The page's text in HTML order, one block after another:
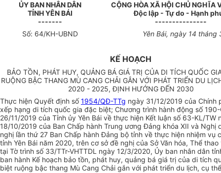
ỦY BAN NHÂN DÂN
TỈNH YÊN BÁI
-------
CỘNG HÒA XÃ HỘI CHỦ NGHĨA
Độc lập - Tự do - Hạnh
---------------
Số: 64/KH-UBND Yên Bái, ngày 14 tháng
KẾ HOẠCH
BẢO TỒN, PHÁT HUY, QUẢNG BÁ GIÁ TRỊ CỦA DI TÍCH QUỐC
RUỘNG BẬC THANG MÙ CANG CHẢI GẮN VỚI PHÁT TRIỂN DU
2020 - 2025, ĐỊNH HƯỚNG ĐẾN 2030
Thực hiện Quyết định số1954/QĐ-TTg ngày 31/12/2019 của Chính
xếp hạng di tích quốc gia đặc biệt; Chương trình hành động số
26/11/2019 của Tỉnh ủy Yên Bái về thực hiện Kết luận số 63-KL/TW
18/10/2019 của Ban Chấp hành Trung ương Đảng khóa XII và Nghị
nghị lần thứ 27 Ban Chấp hành Đảng bộ tỉnh về thực hiện nhiệm vụ
tỉnh Yên Bái năm 2020, trên cơ sở đề nghị của Sở Văn hóa, Thể thao
tại Tờ trình số 33/TTr-VHTTDL ngày 12/3/2020, Ủy ban nhân dân
ban hành Kế hoạch bảo tồn, phát huy, quảng bá giá trị của di tích
biệt ruộng bậc thang Mù Cang Chải gắn với phát triển du lịch, cụ